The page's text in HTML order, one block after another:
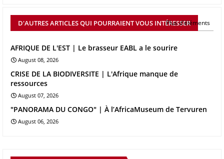
D'AUTRES ARTICLES QUI POURRAIENT VOUS INTÉRESSER
Plus d'éléments
AFRIQUE DE L'EST | Le brasseur EABL a le sourire
August 08, 2026
CRISE DE LA BIODIVERSITE | L'Afrique manque de
ressources
August 07, 2026
"PANORAMA DU CONGO" | À l’AfricaMuseum de Tervuren
August 06, 2026